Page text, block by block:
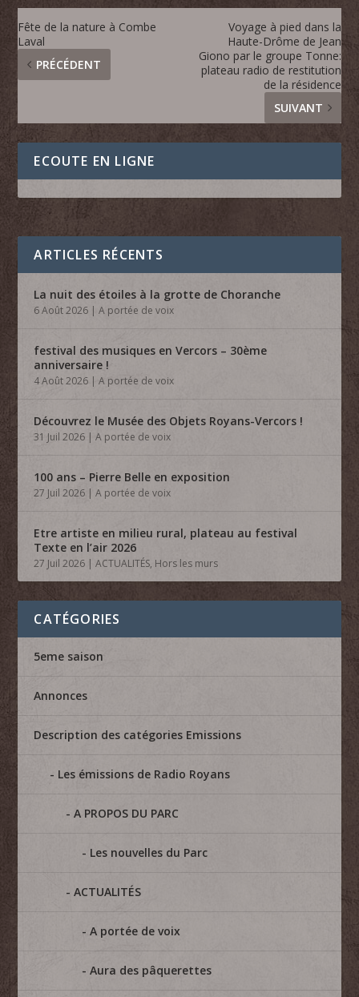
Fête de la nature à Combe
Laval
PRÉCÉDENT
Voyage à pied dans la
Haute-Drôme de Jean
Giono​ par le groupe Tonne:
plateau radio de restitution
de la résidence
SUIVANT
ECOUTE EN LIGNE
ARTICLES RÉCENTS
La nuit des étoiles à la grotte de Choranche
6 Août 2026 |A portée de voix
festival des musiques en Vercors – 30ème
anniversaire !
4 Août 2026 |A portée de voix
Découvrez le Musée des Objets Royans-Vercors !
31 Juil 2026 |A portée de voix
100 ans – Pierre Belle en exposition
27 Juil 2026 |A portée de voix
Etre artiste en milieu rural, plateau au festival
Texte en l’air 2026
27 Juil 2026 |ACTUALITÉS, Hors les murs
CATÉGORIES
5eme saison
Annonces
Description des catégories Emissions
Les émissions de Radio Royans
A PROPOS DU PARC
Les nouvelles du Parc
ACTUALITÉS
A portée de voix
Aura des pâquerettes